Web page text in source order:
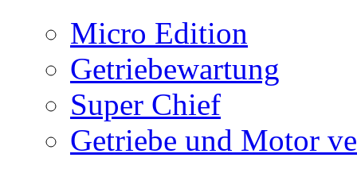
Micro Edition
Getriebewartung
Super Chief
Getriebe und Motor